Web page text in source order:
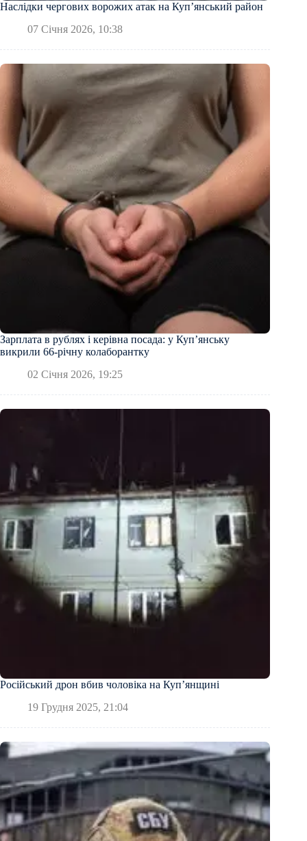
Наслідки чергових ворожих атак на Куп’янський район
07 Січня 2026, 10:38
Зарплата в рублях і керівна посада: у Куп’янську
викрили 66-річну колаборантку
02 Січня 2026, 19:25
Російський дрон вбив чоловіка на Купʼянщині
19 Грудня 2025, 21:04